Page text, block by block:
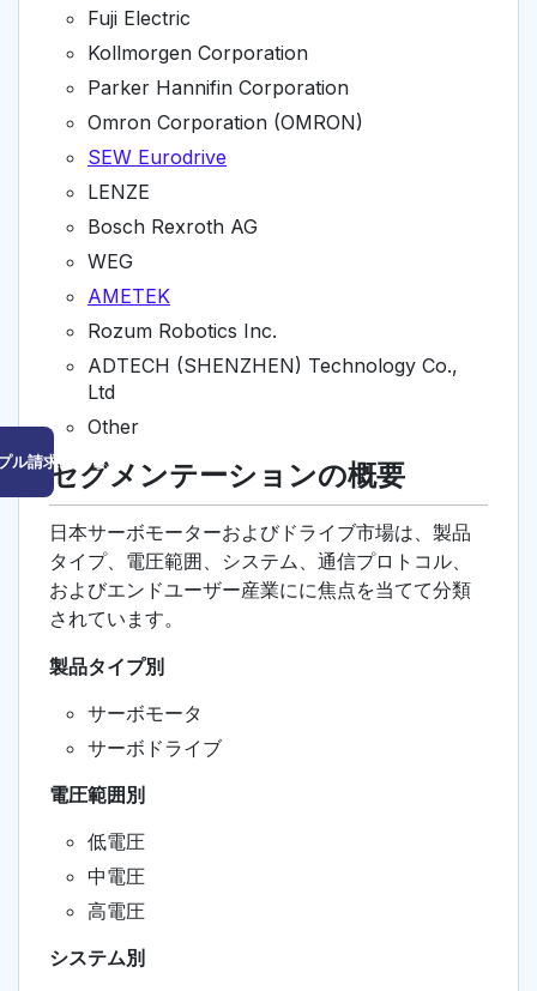
ル請求はこちら
Fuji Electric
Kollmorgen Corporation
Parker Hannifin Corporation
Omron Corporation (OMRON)
SEW Eurodrive
LENZE
Bosch Rexroth AG
WEG
AMETEK
Rozum Robotics Inc.
ADTECH (SHENZHEN) Technology Co.,
Ltd
Other
セグメンテーションの概要
日本サーボモーターおよびドライブ市場は、製品
タイプ、電圧範囲、システム、通信プロトコル、
およびエンドユーザー産業にに焦点を当てて分類
されています。
製品タイプ別
サーボモータ
サーボドライブ
電圧範囲別
低電圧
中電圧
高電圧
システム別